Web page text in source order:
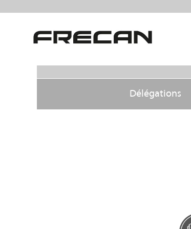
Délégations